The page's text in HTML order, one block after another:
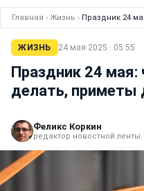
Главная › Жизнь › Праздник 24
ЖИЗНЬ 24 мая 2025 · 05:55
Праздник 24 мая:
делать, приметы
Феликс Коркин
редактор новостной ленты